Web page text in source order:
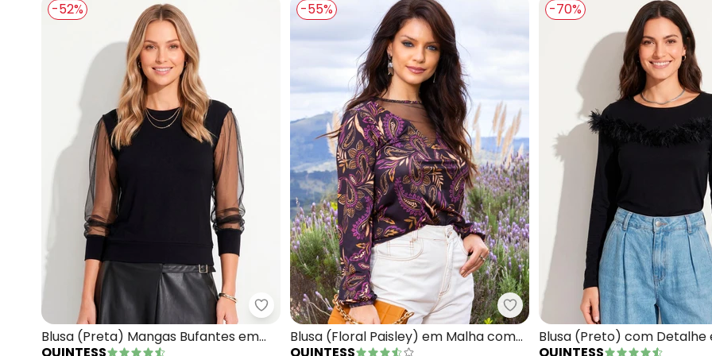
-52%
Quintess - Blusa (Preta) Mangas Bufantes em Transparência
Blusa (Preta) Mangas Bufantes em
QUINTESS
-55%
Quintess - Blusa (Floral
Blusa (Floral Paisley) em Malha com
QUINTESS
-70%
Blusa (Preto) com Detalhe
QUINTESS